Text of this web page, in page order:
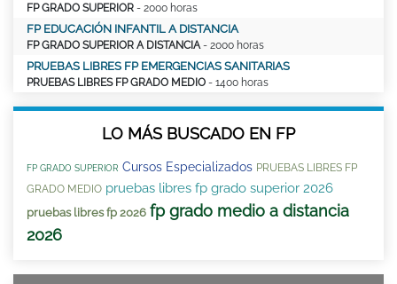
FP GRADO SUPERIOR - 2000 horas
FP EDUCACIÓN INFANTIL A DISTANCIA
FP GRADO SUPERIOR A DISTANCIA - 2000 horas
PRUEBAS LIBRES FP EMERGENCIAS SANITARIAS
PRUEBAS LIBRES FP GRADO MEDIO - 1400 horas
LO MÁS BUSCADO EN FP
FP GRADO SUPERIOR Cursos Especializados PRUEBAS LIBRES FP
GRADO MEDIO pruebas libres fp grado superior 2026
pruebas libres fp 2026 fp grado medio a distancia
2026